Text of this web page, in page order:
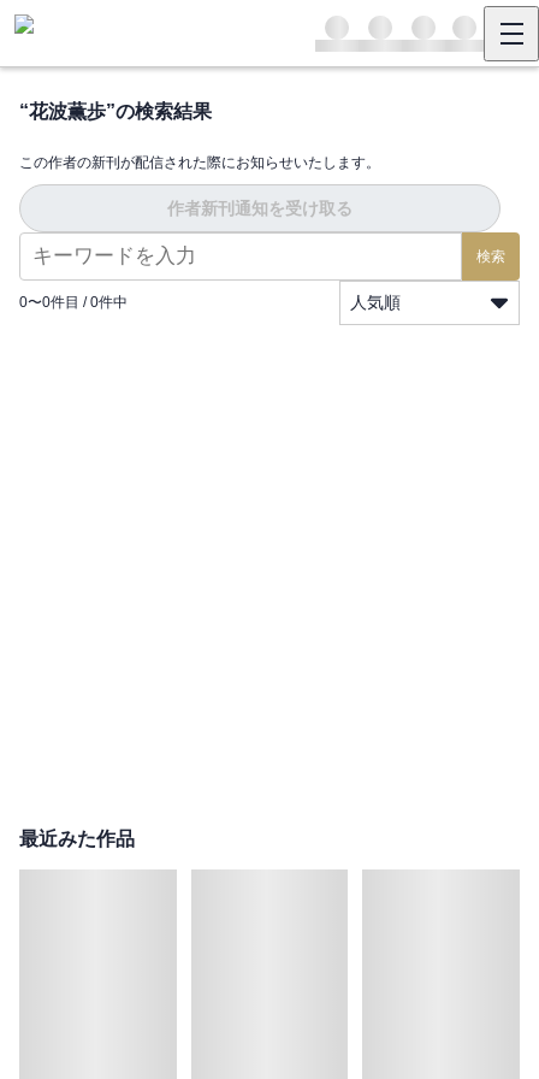
“花波薫歩”の検索結果
この作者の新刊が配信された際にお知らせいたします。
作者新刊通知を受け取る
検索
0〜0件目 / 0件中 人気順
最近みた作品